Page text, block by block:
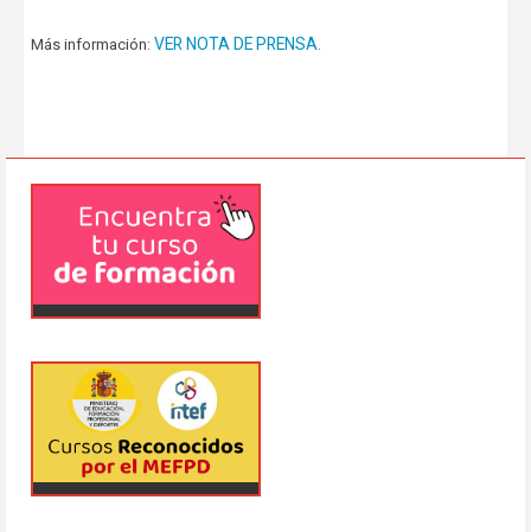
Más información: VER NOTA DE PRENSA.